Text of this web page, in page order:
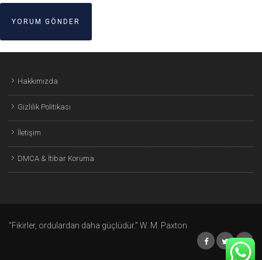
Hakkımızda
Gizlilik Politikası
İletişim
DMCA & İtibar Koruma
"Fikirler, ordulardan daha güçlüdür." W. M. Paxton